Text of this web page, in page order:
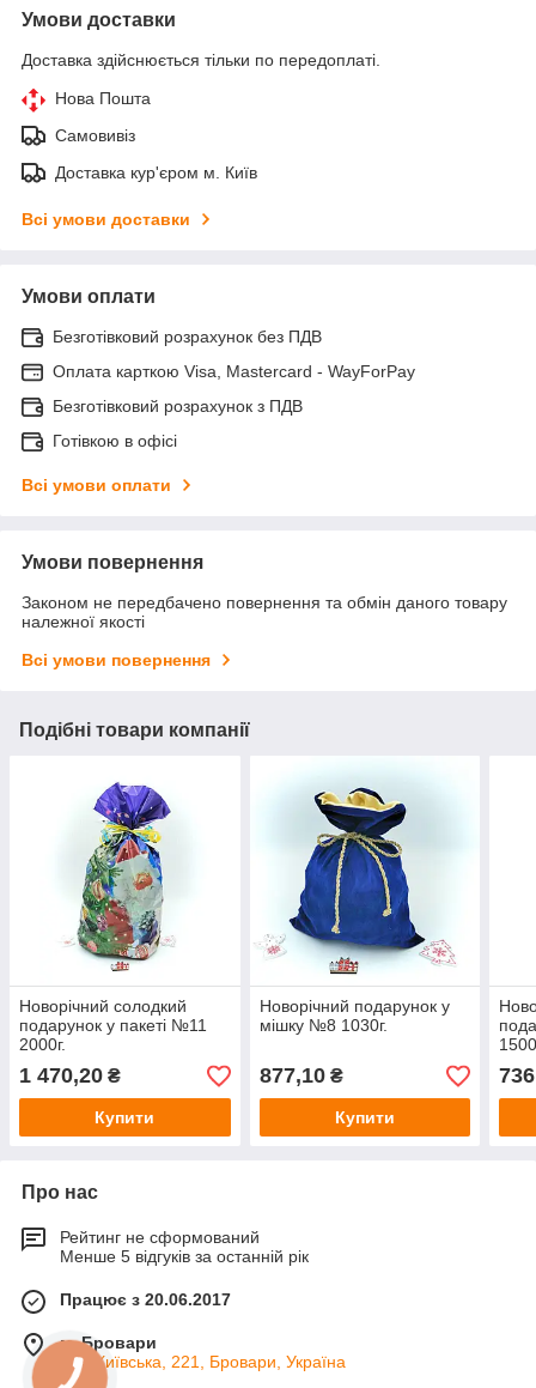
Умови доставки
Доставка здійснюється тільки по передоплаті.
Нова Пошта
Самовивіз
Доставка кур'єром м. Київ
Всі умови доставки
Умови оплати
Безготівковий розрахунок без ПДВ
Оплата карткою Visa, Mastercard - WayForPay
Безготівковий розрахунок з ПДВ
Готівкою в офісі
Всі умови оплати
Умови повернення
Законом не передбачено повернення та обмін даного товару
належної якості
Всі умови повернення
Подібні товари компанії
Новорічний солодкий
подарунок у пакеті №11
2000г.
1 470,20 ₴
Купити
Новорічний подарунок у
мішку №8 1030г.
877,10₴
Купити
Про нас
Рейтинг не сформований
Менше 5 відгуків за останній рік
Працює з 20.06.2017
м. Бровари
вул. Київська, 221, Бровари, Україна